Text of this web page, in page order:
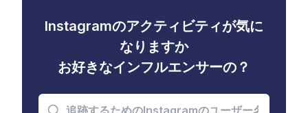
Instagramのアクティビティが気に
なりますか
お好きなインフルエンサーの？